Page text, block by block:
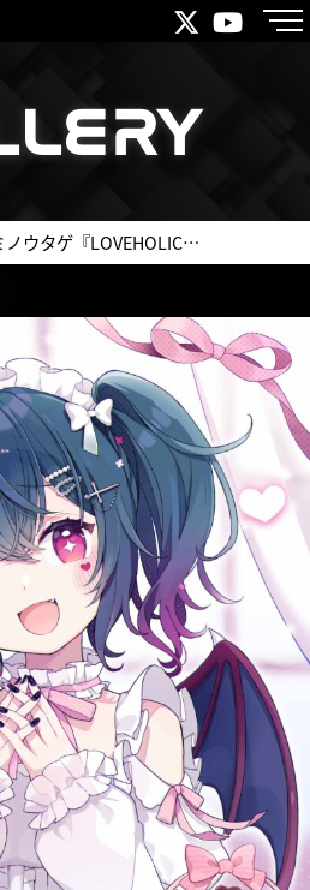
メガミノウタゲ『LOVEHOLIC』イラスト